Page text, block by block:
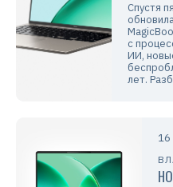
Спустя
с
ИИ,
лет.
16